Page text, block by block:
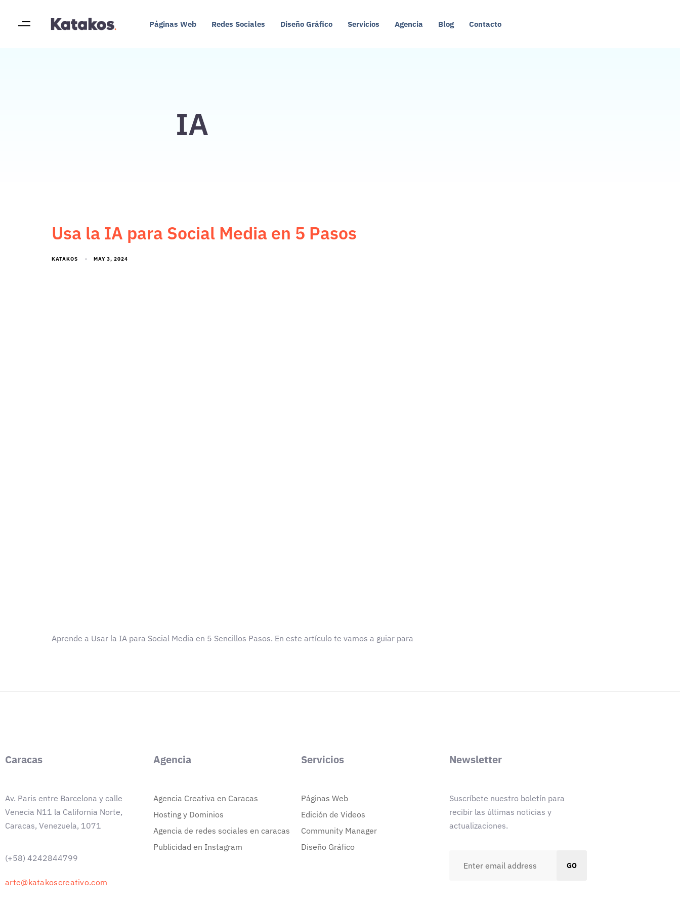
Páginas Web Redes Sociales Diseño Gráfico Servicios Agencia Blog Contacto
IA
Usa la IA para Social Media en 5 Pasos
KATAKOS MAY 3, 2024
Aprende a Usar la IA para Social Media en 5 Sencillos Pasos. En este artículo te vamos a guiar para
Caracas
Av. Paris entre Barcelona y calle
Venecia N11 la California Norte,
Caracas, Venezuela, 1071
(+58) 4242844799
arte@katakoscreativo.com
Agencia
Agencia Creativa en Caracas
Hosting y Dominios
Agencia de redes sociales en caracas
Publicidad en Instagram
Servicios
Páginas Web
Edición de Videos
Community Manager
Diseño Gráfico
Newsletter
Suscríbete nuestro boletín para
recibir las últimas noticias y
actualizaciones.
GO